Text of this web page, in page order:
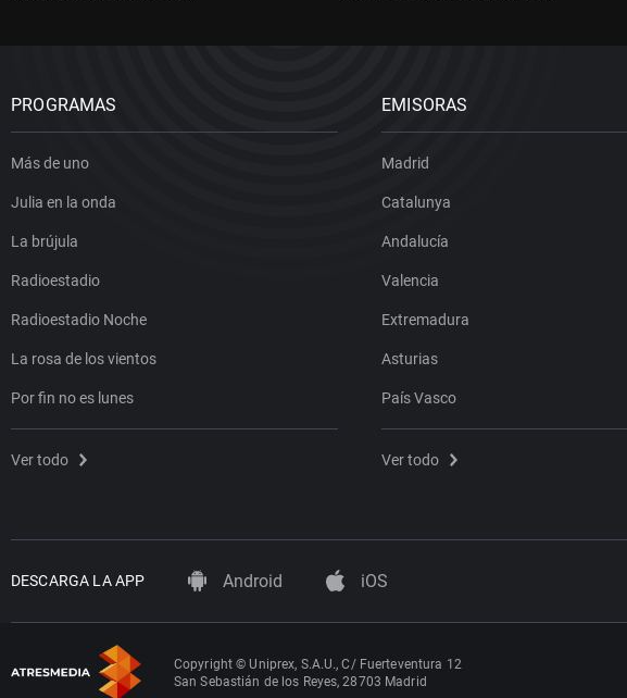
PROGRAMAS
Más de uno
Julia en la onda
La brújula
Radioestadio
Radioestadio Noche
La rosa de los vientos
Por fin no es lunes
Ver todo
EMISORAS
Madrid
Catalunya
Andalucía
Valencia
Extremadura
Asturias
País Vasco
Ver todo
DESCARGA LA APP Android iOS
Copyright © Uniprex, S.A.U., C/ Fuerteventura 12
San Sebastián de los Reyes, 28703 Madrid